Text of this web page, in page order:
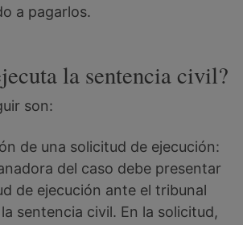
a pagarlos.
la sentencia civil?
son:
de una solicitud de ejecución:
del caso debe presentar
de ejecución ante el tribunal
sentencia civil. En la solicitud,